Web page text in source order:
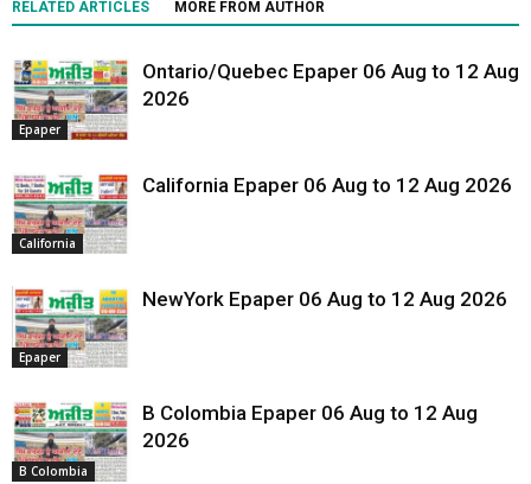
RELATED ARTICLES MORE FROM AUTHOR
Epaper
Ontario/Quebec Epaper 06 Aug to 12 Aug
2026
California
California Epaper 06 Aug to 12 Aug 2026
Epaper
NewYork Epaper 06 Aug to 12 Aug 2026
B Colombia
B Colombia Epaper 06 Aug to 12 Aug
2026